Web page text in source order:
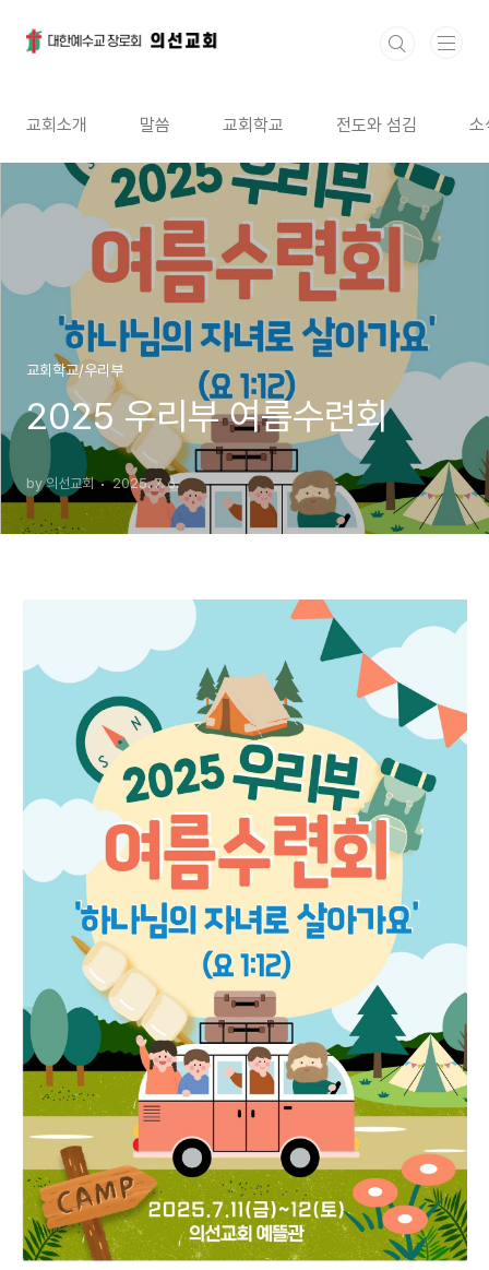
교회소개 말씀 교회학교 전도와 섬김 소
교회학교/우리부
2025 우리부 여름수련회
by 의선교회 2025. 7. 6.